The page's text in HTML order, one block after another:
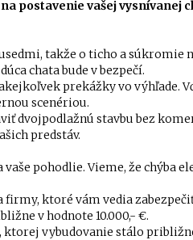
postavenie vašej vysnívanej
takže o ticho a súkromie
chata bude v bezpečí.
prekážky vo výhľade.
scenériou.
dvojpodlažnú stavbu bez
predstáv.
pohodlie. Vieme, že chýba
ktoré vám vedia
v hodnote 10.000,- €.
vybudovanie stálo